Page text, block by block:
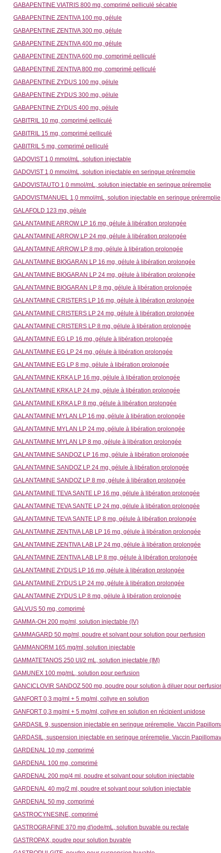
GABAPENTINE VIATRIS 800 mg, comprimé pelliculé sécable
GABAPENTINE ZENTIVA 100 mg, gélule
GABAPENTINE ZENTIVA 300 mg, gélule
GABAPENTINE ZENTIVA 400 mg, gélule
GABAPENTINE ZENTIVA 600 mg, comprimé pelliculé
GABAPENTINE ZENTIVA 800 mg, comprimé pelliculé
GABAPENTINE ZYDUS 100 mg, gélule
GABAPENTINE ZYDUS 300 mg, gélule
GABAPENTINE ZYDUS 400 mg, gélule
GABITRIL 10 mg, comprimé pelliculé
GABITRIL 15 mg, comprimé pelliculé
GABITRIL 5 mg, comprimé pelliculé
GADOVIST 1,0 mmol/mL, solution injectable
GADOVIST 1,0 mmol/mL, solution injectable en seringue préremplie
GADOVISTAUTO 1,0 mmol/mL, solution injectable en seringue préremplie
GADOVISTMANUEL 1,0 mmol/mL, solution injectable en seringue préremplie
GALAFOLD 123 mg, gélule
GALANTAMINE ARROW LP 16 mg, gélule à libération prolongée
GALANTAMINE ARROW LP 24 mg, gélule à libération prolongée
GALANTAMINE ARROW LP 8 mg, gélule à libération prolongée
GALANTAMINE BIOGARAN LP 16 mg, gélule à libération prolongée
GALANTAMINE BIOGARAN LP 24 mg, gélule à libération prolongée
GALANTAMINE BIOGARAN LP 8 mg, gélule à libération prolongée
GALANTAMINE CRISTERS LP 16 mg, gélule à libération prolongée
GALANTAMINE CRISTERS LP 24 mg, gélule à libération prolongée
GALANTAMINE CRISTERS LP 8 mg, gélule à libération prolongée
GALANTAMINE EG LP 16 mg, gélule à libération prolongée
GALANTAMINE EG LP 24 mg, gélule à libération prolongée
GALANTAMINE EG LP 8 mg, gélule à libération prolongée
GALANTAMINE KRKA LP 16 mg, gélule à libération prolongée
GALANTAMINE KRKA LP 24 mg, gélule à libération prolongée
GALANTAMINE KRKA LP 8 mg, gélule à libération prolongée
GALANTAMINE MYLAN LP 16 mg, gélule à libération prolongée
GALANTAMINE MYLAN LP 24 mg, gélule à libération prolongée
GALANTAMINE MYLAN LP 8 mg, gélule à libération prolongée
GALANTAMINE SANDOZ LP 16 mg, gélule à libération prolongée
GALANTAMINE SANDOZ LP 24 mg, gélule à libération prolongée
GALANTAMINE SANDOZ LP 8 mg, gélule à libération prolongée
GALANTAMINE TEVA SANTE LP 16 mg, gélule à libération prolongée
GALANTAMINE TEVA SANTE LP 24 mg, gélule à libération prolongée
GALANTAMINE TEVA SANTE LP 8 mg, gélule à libération prolongée
GALANTAMINE ZENTIVA LAB LP 16 mg, gélule à libération prolongée
GALANTAMINE ZENTIVA LAB LP 24 mg, gélule à libération prolongée
GALANTAMINE ZENTIVA LAB LP 8 mg, gélule à libération prolongée
GALANTAMINE ZYDUS LP 16 mg, gélule à libération prolongée
GALANTAMINE ZYDUS LP 24 mg, gélule à libération prolongée
GALANTAMINE ZYDUS LP 8 mg, gélule à libération prolongée
GALVUS 50 mg, comprimé
GAMMA-OH 200 mg/ml, solution injectable (IV)
GAMMAGARD 50 mg/ml, poudre et solvant pour solution pour perfusion
GAMMANORM 165 mg/ml, solution injectable
GAMMATETANOS 250 UI/2 mL, solution injectable (IM)
GAMUNEX 100 mg/mL, solution pour perfusion
GANCICLOVIR SANDOZ 500 mg, poudre pour solution à diluer pour
GANFORT 0,3 mg/ml + 5 mg/ml, collyre en solution
GANFORT 0,3 mg/ml + 5 mg/ml, collyre en solution en récipient unidose
GARDASIL 9, suspension injectable en seringue préremplie. Vaccin
GARDASIL, suspension injectable en seringue préremplie. Vaccin
GARDENAL 10 mg, comprimé
GARDENAL 100 mg, comprimé
GARDENAL 200 mg/4 ml, poudre et solvant pour solution injectable
GARDENAL 40 mg/2 ml, poudre et solvant pour solution injectable
GARDENAL 50 mg, comprimé
GASTROCYNESINE, comprimé
GASTROGRAFINE 370 mg d'iode/mL, solution buvable ou rectale
GASTROPAX, poudre pour solution buvable